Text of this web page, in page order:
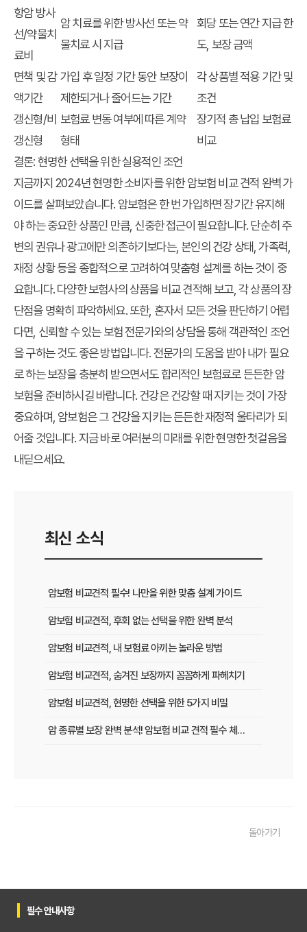
항암 방사
선/약물치
료비
암 치료를 위한 방사선 또는 약
물치료 시 지급
회당 또는 연간 지급 한
도, 보장 금액
면책 및 감
액기간
가입 후 일정 기간 동안 보장이
제한되거나 줄어드는 기간
각 상품별 적용 기간 및
조건
갱신형/비
갱신형
보험료 변동 여부에 따른 계약
형태
장기적 총 납입 보험료
비교
결론: 현명한 선택을 위한 실용적인 조언
지금까지 2024년 현명한 소비자를 위한 암보험 비교 견적 완벽 가
이드를 살펴보았습니다. 암보험은 한 번 가입하면 장기간 유지해
야 하는 중요한 상품인 만큼, 신중한 접근이 필요합니다. 단순히 주
변의 권유나 광고에만 의존하기보다는, 본인의 건강 상태, 가족력,
재정 상황 등을 종합적으로 고려하여 맞춤형 설계를 하는 것이 중
요합니다. 다양한 보험사의 상품을 비교 견적해 보고, 각 상품의 장
단점을 명확히 파악하세요. 또한, 혼자서 모든 것을 판단하기 어렵
다면, 신뢰할 수 있는 보험 전문가와의 상담을 통해 객관적인 조언
을 구하는 것도 좋은 방법입니다. 전문가의 도움을 받아 내가 필요
로 하는 보장을 충분히 받으면서도 합리적인 보험료로 든든한 암
보험을 준비하시길 바랍니다. 건강은 건강할 때 지키는 것이 가장
중요하며, 암보험은 그 건강을 지키는 든든한 재정적 울타리가 되
어줄 것입니다. 지금 바로 여러분의 미래를 위한 현명한 첫걸음을
내딛으세요.
최신 소식
암보험 비교견적 필수! 나만을 위한 맞춤 설계 가이드
암보험 비교견적, 후회 없는 선택을 위한 완벽 분석
암보험 비교견적, 내 보험료 아끼는 놀라운 방법
암보험 비교견적, 숨겨진 보장까지 꼼꼼하게 파헤치기
암보험 비교견적, 현명한 선택을 위한 5가지 비밀
암 종류별 보장 완벽 분석! 암보험 비교 견적 필수 체크리스트
돌아가기
필수 안내사항